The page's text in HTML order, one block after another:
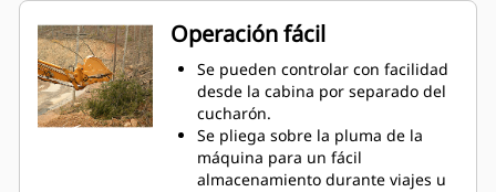
tareas. Seleccione la mejor opción
entre las cuatro configuraciones
de dientes para lograr un pleno
agarre o colocar la pluma a
horcajadas durante el transporte.
Administrar varios accesorios de
una flota es más fácil con un
sistema acoplador. Seleccione los
Operación fácil
Se pueden controlar con facilidad
desde la cabina por separado del
cucharón.
Se pliega sobre la pluma de la
máquina para un fácil
almacenamiento durante viajes u